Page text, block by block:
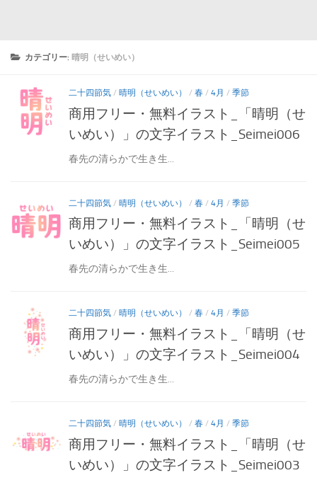
カテゴリー: 晴明（せいめい）
二十四節気 / 晴明（せいめい） / 春 / 4月 / 季節
商用フリー・無料イラスト_「晴明（せ
いめい）」の文字イラスト_Seimei006
春先の清らかで生き生...
二十四節気 / 晴明（せいめい） / 春 / 4月 / 季節
商用フリー・無料イラスト_「晴明（せ
いめい）」の文字イラスト_Seimei005
春先の清らかで生き生...
二十四節気 / 晴明（せいめい） / 春 / 4月 / 季節
商用フリー・無料イラスト_「晴明（せ
いめい）」の文字イラスト_Seimei004
春先の清らかで生き生...
二十四節気 / 晴明（せいめい） / 春 / 4月 / 季節
商用フリー・無料イラスト_「晴明（せ
いめい）」の文字イラスト_Seimei003